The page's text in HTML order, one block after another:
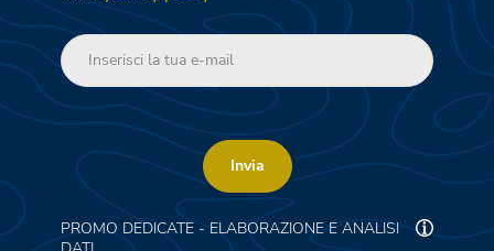
Invia
PROMO DEDICATE - ELABORAZIONE E ANALISI